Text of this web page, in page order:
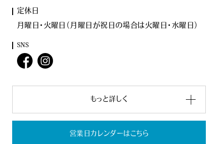
定休日
月曜日･火曜日（月曜日が祝日の場合は火曜日･水曜日）
SNS
もっと詳しく
営業日カレンダーはこちら